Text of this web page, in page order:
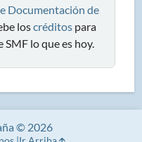
Documentación de
loscréditos para
lo que es hoy.
© 2026